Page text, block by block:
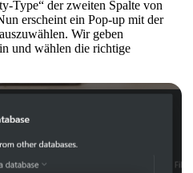
Type“ der zweiten Spalte von
erscheint ein Pop-up mit der
Wir geben
und wählen die richtige